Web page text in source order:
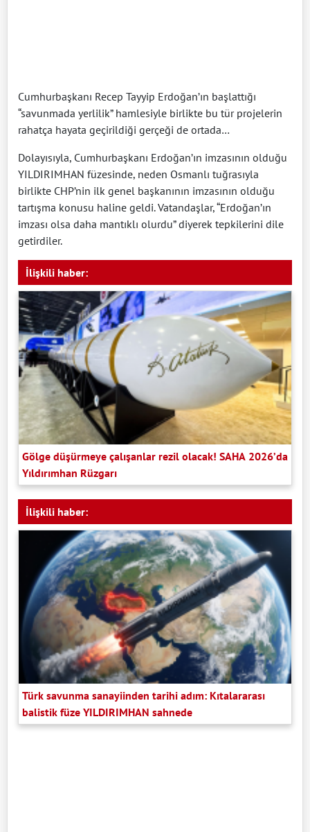
Cumhurbaşkanı Recep Tayyip Erdoğan’ın başlattığı
“savunmada yerlilik” hamlesiyle birlikte bu tür projelerin
rahatça hayata geçirildiği gerçeği de ortada…
Dolayısıyla, Cumhurbaşkanı Erdoğan’ın imzasının olduğu
YILDIRIMHAN füzesinde, neden Osmanlı tuğrasıyla
birlikte CHP’nin ilk genel başkanının imzasının olduğu
tartışma konusu haline geldi. Vatandaşlar, “Erdoğan’ın
imzası olsa daha mantıklı olurdu” diyerek tepkilerini dile
getirdiler.
İlişkili haber:
Gölge düşürmeye çalışanlar rezil olacak! SAHA 2026’da
Yıldırımhan Rüzgarı
İlişkili haber:
Türk savunma sanayiinden tarihi adım: Kıtalararası
balistik füze YILDIRIMHAN sahnede